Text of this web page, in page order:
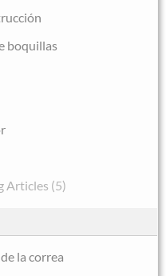
boquillas
Articles (5)
la correa